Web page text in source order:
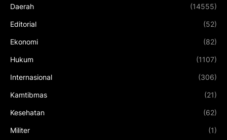
Daerah (14555)
Editorial (52)
Ekonomi (82)
Hukum (1107)
Internasional (306)
Kamtibmas (21)
Kesehatan (62)
Militer (1)